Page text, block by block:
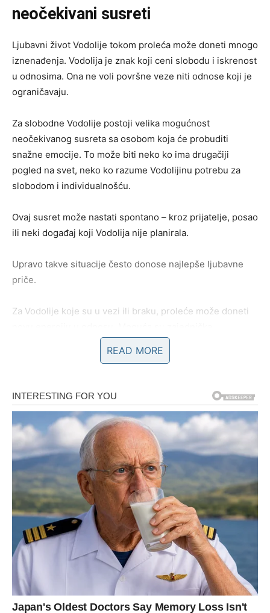
neočekivani susreti
Ljubavni život Vodolije tokom proleća može doneti mnogo
iznenađenja. Vodolija je znak koji ceni slobodu i iskrenost
u odnosima. Ona ne voli površne veze niti odnose koji je
ograničavaju.
Za slobodne Vodolije postoji velika mogućnost
neočekivanog susreta sa osobom koja će probuditi
snažne emocije. To može biti neko ko ima drugačiji
pogled na svet, neko ko razume Vodolijinu potrebu za
slobodom i individualnošću.
Ovaj susret može nastati spontano – kroz prijatelje, posao
ili neki događaj koji Vodolija nije planirala.
Upravo takve situacije često donose najlepše ljubavne
priče.
Za Vodolije koje su u vezi ili braku, proleće može doneti
putovanja, novi planovi ili razgovori o budućnosti koji će
produbiti vezu između partnera.
Ipak, ovaj period može doneti i potrebu za iskrenim
razgovorima. Vodolija je znak koji ne voli ograničenja i
važno joj je da u vezi postoji razumevanje i poverenje.
Kada partner to razume, odnos može postati mnogo
stabilniji.
Posao i karijera – Ideje koje
donose uspeh
Na poslovnom planu proleće može biti veoma
inspirativno za Vodolije. Ovaj znak ima prirodnu
sposobnost da vidi stvari iz drugačije perspektive i često
dolazi do ideja koje drugi ljudi ne primećuju.
READ MORE